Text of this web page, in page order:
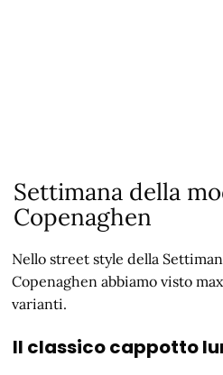
Settimana della
Copenaghen
Nello street style della
Copenaghen abbiamo visto
varianti.
Il classico cappotto